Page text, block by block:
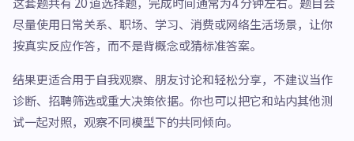
尽量使用日常关系、职场、学习、消费或网络生活场景，让你
按真实反应作答，而不是背概念或猜标准答案。
结果更适合用于自我观察、朋友讨论和轻松分享，不建议当作
诊断、招聘筛选或重大决策依据。你也可以把它和站内其他测
试一起对照，观察不同模型下的共同倾向。